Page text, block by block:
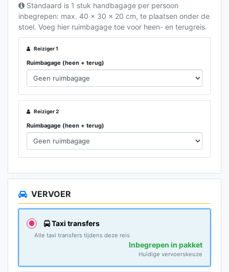
Standaard is 1 stuk handbagage per persoon
inbegrepen: max. 40 x 30 x 20 cm, te plaatsen onder de
stoel. Voeg hier ruimbagage toe voor heen- en terugreis.
Reiziger 1
Ruimbagage (heen + terug)
Reiziger 2
Ruimbagage (heen + terug)
VERVOER
Taxi transfers
Alle taxi transfers tijdens deze reis
Inbegrepen in pakket
Huidige vervoerskeuze